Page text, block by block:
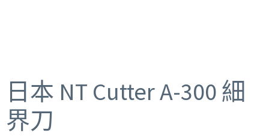
日本 NT Cutter A-300 細
界刀